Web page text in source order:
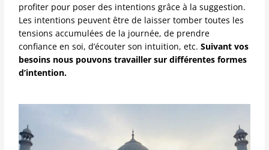
profiter pour poser des intentions grâce à la suggestion.
Les intentions peuvent être de laisser tomber toutes les
tensions accumulées de la journée, de prendre
confiance en soi, d’écouter son intuition, etc.Suivant vos
besoins nous pouvons travailler sur différentes formes
d’intention.